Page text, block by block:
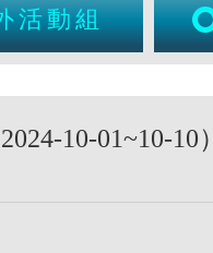
活動組
10-01~10-10）